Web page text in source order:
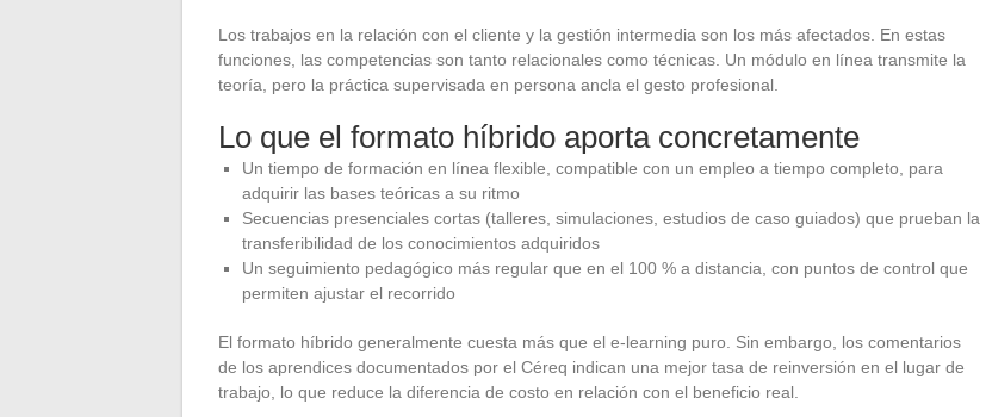
Los trabajos en la relación con el cliente y la gestión intermedia son los más afectados. En estas
funciones, las competencias son tanto relacionales como técnicas. Un módulo en línea transmite la
teoría, pero la práctica supervisada en persona ancla el gesto profesional.
Lo que el formato híbrido aporta concretamente
Un tiempo de formación en línea flexible, compatible con un empleo a tiempo completo, para
adquirir las bases teóricas a su ritmo
Secuencias presenciales cortas (talleres, simulaciones, estudios de caso guiados) que prueban la
transferibilidad de los conocimientos adquiridos
Un seguimiento pedagógico más regular que en el 100 % a distancia, con puntos de control que
permiten ajustar el recorrido
El formato híbrido generalmente cuesta más que el e-learning puro. Sin embargo, los comentarios
de los aprendices documentados por el Céreq indican una mejor tasa de reinversión en el lugar de
trabajo, lo que reduce la diferencia de costo en relación con el beneficio real.